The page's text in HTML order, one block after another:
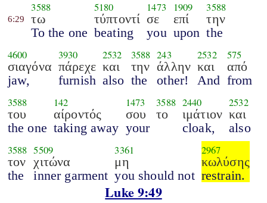
6:29
3588
τω
To the one
5180
τύπτοντί
beating
1473
σε
you
1909
επί
upon
3588
την
the
4600
σιαγόνα
jaw,
3930
πάρεχε
furnish
2532
και
also
3588
την
the
243
άλλην
other!
2532
και
And
575
από
from
3588
του
the one
142
αίροντός
taking away
1473
σου
your
3588
το
2440
ιμάτιον
cloak,
2532
και
also
3588
τον
the
5509
χιτώνα
inner garment
3361
μη
you should not
2967
κωλύσης
restrain.
Luke 9:49